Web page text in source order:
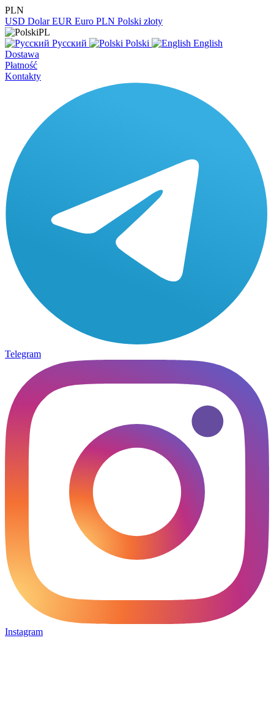
PLN
USD Dolar EUR Euro PLN Polski złoty
PL
Русский
Polski
English
Dostawa
Płatność
Kontakty
Telegram
Instagram